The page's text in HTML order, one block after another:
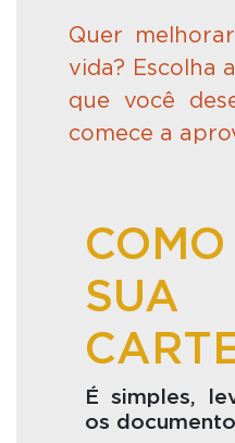
Quer
vida? Escolha
que você
comece a
SUA
É simples,
os